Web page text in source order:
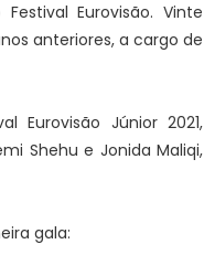
Eurovisão. Vinte
anteriores, a cargo de
Eurovisão Júnior 2021,
Shehu e Jonida Maliqi,
gala: